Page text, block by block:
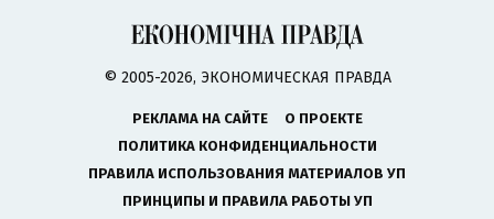
© 2005-2026, ЭКОНОМИЧЕСКАЯ ПРАВДА
РЕКЛАМА НА САЙТЕ
О ПРОЕКТЕ
ПОЛИТИКА КОНФИДЕНЦИАЛЬНОСТИ
ПРАВИЛА ИСПОЛЬЗОВАНИЯ МАТЕРИАЛОВ УП
ПРИНЦИПЫ И ПРАВИЛА РАБОТЫ УП